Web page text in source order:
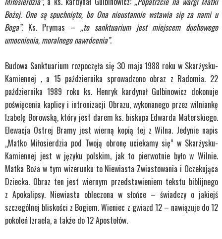
Bożej. One są spuchnięte, bo Ona nieustannie wstawia się za nami u
Boga”.Ks. Prymas –„to sanktuarium jest miejscem duchowego
umocnienia, moralnego nawrócenia”.
Budowa Sanktuarium rozpoczęła się 30 maja 1988 roku w Skarżysku-
Kamiennej , a 15 października sprowadzono obraz z Radomia. 22
października 1989 roku ks. Henryk kardynał Gulbinowicz dokonuje
poświęcenia kaplicy i intronizacji Obrazu, wykonanego przez wilniankę
Izabelę Borowską, który jest darem ks. biskupa Edwarda Materskiego.
Elewacja Ostrej Bramy jest wierną kopią tej z Wilna. Jedynie napis
„Matko Miłosierdzia pod Twoją obronę uciekamy się” w Skarżysku-
Kamiennej jest w języku polskim, jak to pierwotnie było w Wilnie.
Matka Boża w tym wizerunku to Niewiasta Zwiastowania i Oczekująca
Dziecka. Obraz ten jest wiernym przedstawieniem tekstu biblijnego
z Apokalipsy. Niewiasta obleczona w słońce – świadczy o jakiejś
szczególnej bliskości z Bogiem. Wieniec z gwiazd 12 – nawiązuje do 12
pokoleń Izraela, a także do 12 Apostołów.